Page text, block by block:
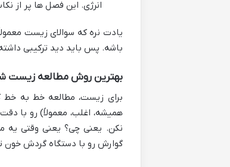
انرژی. این فصل ها پر از
یادت نره که سوالای زیست
باشه. پس باید دید ترکیبی
بهترین روش مطالعه زیست
برای زیست، مطالعه خط به خط
همیشه، اغلب، معمولاً) رو با
نکن. یعنی چی؟ یعنی وقتی یه
گوارش رو با دستگاه گردش خون